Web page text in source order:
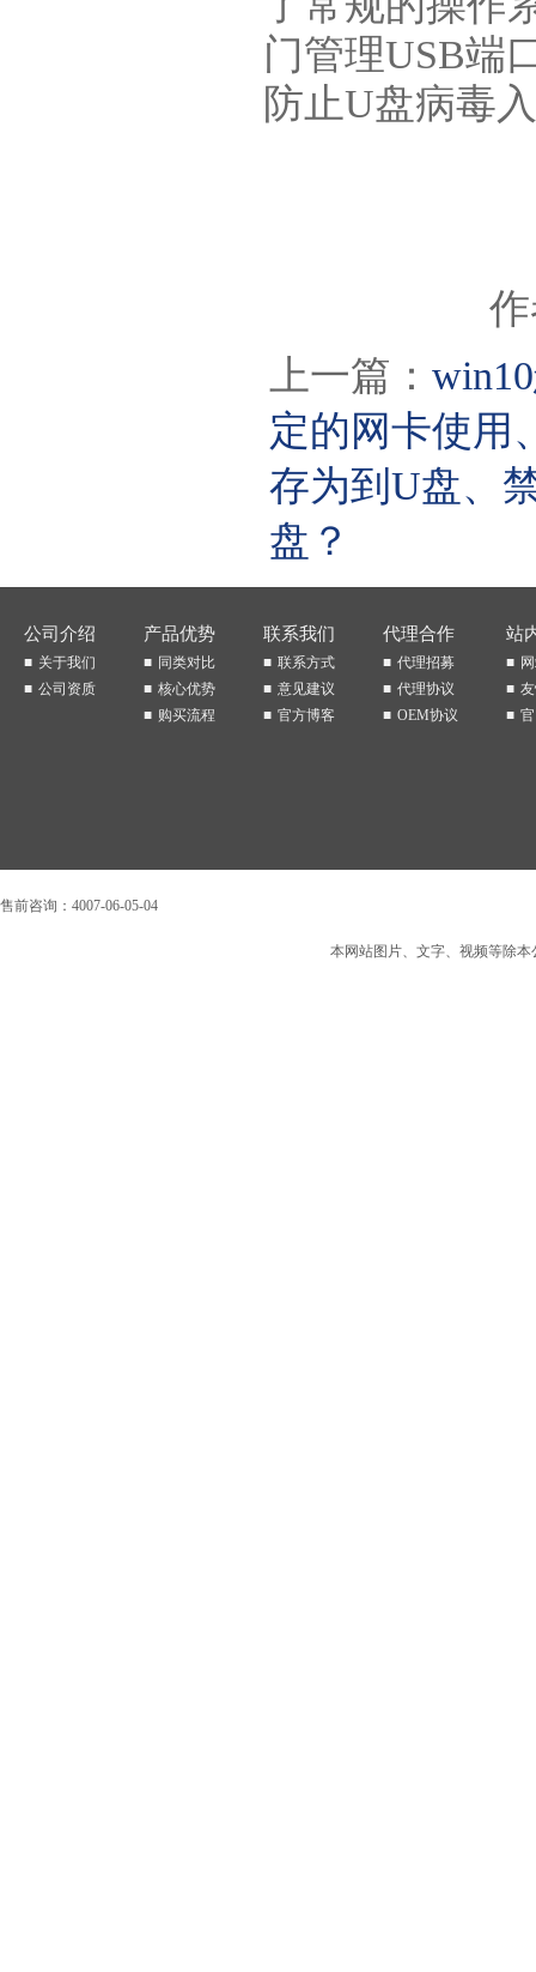
门管理USB端
防止U盘病毒
上一篇：
定的网卡使用
存为到U盘、
盘？
公司介绍
关于我们
公司资质
产品优势
同类对比
核心优势
购买流程
联系我们
联系方式
意见建议
官方博客
代理合作
代理招募
代理协议
OEM协议
站
售前咨询：4007-06-05-04
本网站图片、文字、视频等除